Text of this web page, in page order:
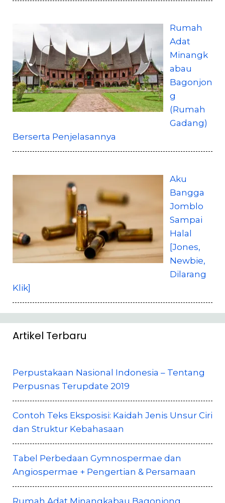
Rumah
Adat
Minangk
abau
Bagonjon
g
(Rumah
Gadang)
Berserta Penjelasannya
Aku
Bangga
Jomblo
Sampai
Halal
[Jones,
Newbie,
Dilarang
Klik]
Artikel Terbaru
Perpustakaan Nasional Indonesia – Tentang
Perpusnas Terupdate 2019
Contoh Teks Eksposisi: Kaidah Jenis Unsur Ciri
dan Struktur Kebahasaan
Tabel Perbedaan Gymnospermae dan
Angiospermae + Pengertian & Persamaan
Rumah Adat Minangkabau Bagonjong